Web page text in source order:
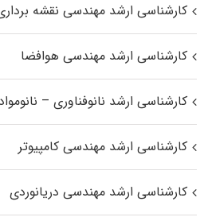
کارشناسی ارشد مهندسی نقشه
کارشناسی ارشد مهندسی هوافضا
کارشناسی ارشد نانوفناوری –
کارشناسی ارشد مهندسی کامپیوتر
کارشناسی ارشد مهندسی دریانوردی